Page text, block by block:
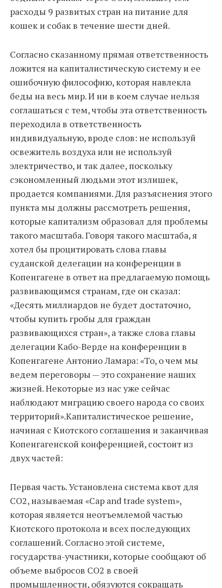
расходы 9 развитых стран на питание для
кошек и собак в течение шести дней.
Согласно сказанному прямая ответственность
ложится на капиталистическую систему и ее
ошибочную философию, которая навлекла
беды на весь мир. И ни в коем случае нельзя
соглашаться с тем, чтобы эта ответственность
переходила в ответственность
индивидуальную, вроде слов: не используй
освежитель воздуха или не используй
электричество, и так далее, поскольку
сэкономленный людьми этот излишек,
продается компаниями. Для разъяснения этого
пункта мы должны рассмотреть решения,
которые капитализм образовал для проблемы
такого масштаба. Говоря такого масштаба, я
хотел бы процитировать слова главы
суданской делегации на конференции в
Копенгагене в ответ на предлагаемую помощь
развивающимся странам, где он сказал:
«Десять миллиардов не будет достаточно,
чтобы купить гробы для граждан
развивающихся стран», а также слова главы
делегации Кабо-Верде на конференции в
Копенгагене Антонио Ламара: «То, о чем мы
ведем переговоры — это сохранение наших
жизней. Некоторые из нас уже сейчас
наблюдают миграцию своего народа со своих
территорий».Капиталистическое решение,
начиная с Киотского соглашения и заканчивая
Копенгагенской конференцией, состоит из
двух частей:
Первая часть. Установлена система квот для
СО2, называемая «Cap and trade system»,
которая является неотъемлемой частью
Киотского протокола и всех последующих
соглашений. Согласно этой системе,
государства-участники, которые сообщают об
объеме выбросов CO2 в своей
промышленности, обязуются сокращать